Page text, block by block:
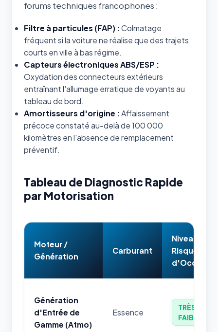
forums techniques francophones :
Filtre à particules (FAP) :Colmatage
fréquent si la voiture ne réalise que des trajets
courts en ville à bas régime.
Capteurs électroniques ABS/ESP :
Oxydation des connecteurs extérieurs
entraînant l'allumage erratique de voyants au
tableau de bord.
Amortisseurs d'origine :Affaissement
précoce constaté au-delà de 100 000
kilomètres en l'absence de remplacement
préventif.
Tableau de Diagnostic Rapide
par Motorisation
Moteur /
Génération
Carburant
Niveau de
Risque
d'Occasion
Génération
d'Entrée de
Gamme (Atmo)
Essence
TRÈS
FAIBLE